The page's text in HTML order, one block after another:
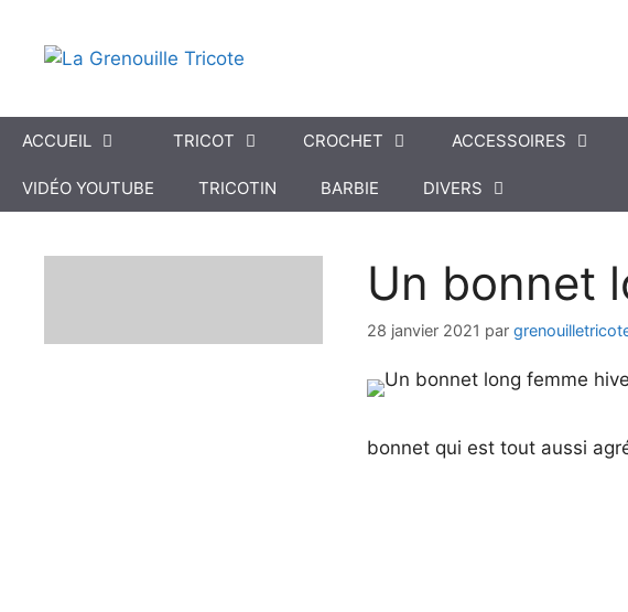
contenu
ACCUEIL TRICOT CROCHET ACCESSOIRES
VIDÉO YOUTUBE TRICOTIN BARBIE DIVERS
Un bonnet
28 janvier 2021 par
bonnet qui est tout aussi